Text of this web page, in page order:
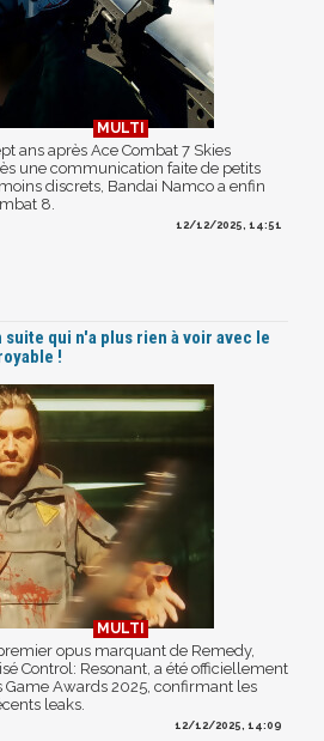
ans après Ace Combat 7 Skies
une communication faite de petits
discrets, Bandai Namco a enfin
8.
12/12/2025, 14:51
suite qui n'a plus rien à voir avec le
!
opus marquant de Remedy,
Control: Resonant, a été officiellement
Game Awards 2025, confirmant les
leaks.
12/12/2025, 14:09